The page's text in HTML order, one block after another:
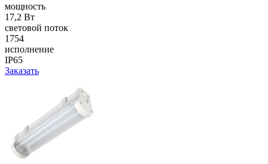
мощность
17,2 Вт
световой поток
1754
исполнение
IP65
Заказать